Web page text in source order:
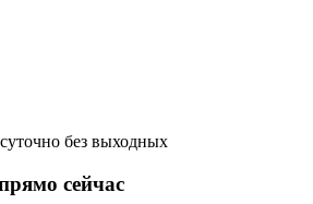
без выходных
сейчас